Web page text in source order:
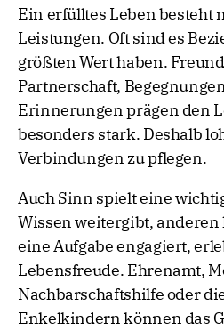
Ein erfülltes Leben besteht
Leistungen. Oft sind es
größten Wert haben.
Partnerschaft,
Erinnerungen prägen den
besonders stark. Deshalb
Verbindungen zu pflegen.
Auch Sinn spielt eine
Wissen weitergibt,
eine Aufgabe engagiert,
Lebensfreude. Ehrenamt,
Nachbarschaftshilfe oder
Enkelkindern können das